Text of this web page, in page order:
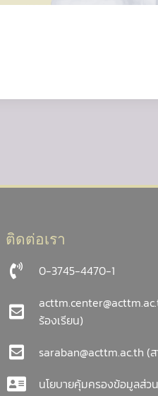
ติดต่อเรา
0-3745-4470-1
ร้องเรียน)
saraban@acttm.ac.th (
นโยบายคุ้มครองข้อมูลส่ว